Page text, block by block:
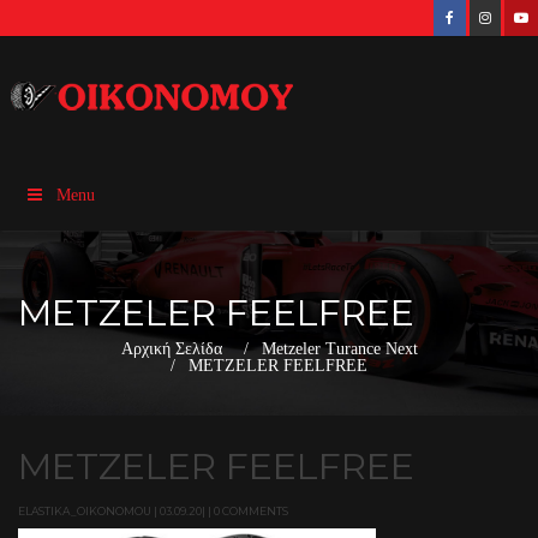
Menu
METZELER FEELFREE
Αρχική Σελίδα
Metzeler Turance Next
METZELER FEELFREE
METZELER FEELFREE
ELASTIKA_OIKONOMOU | 03.09.20| | 0 COMMENTS